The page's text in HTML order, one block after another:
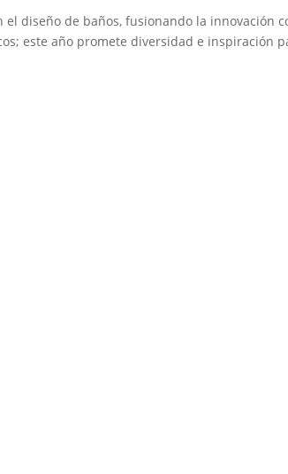
el diseño de baños, fusionando la innovación
este año promete diversidad e inspiración